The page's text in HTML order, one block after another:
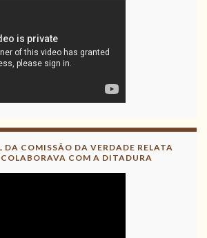
DA COMISSÃO DA VERDADE RELATA
COM A DITADURA